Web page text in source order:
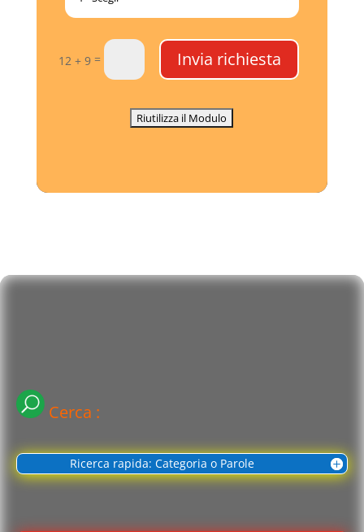
12 + 9 = Invia richiesta
Cerca :
Ricerca rapida: Categoria o Parole